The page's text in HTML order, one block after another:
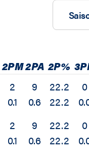
2PM2PA 2P%
2
0.1
9
0.6
22.2
22.2
0
2
0.1
9
0.6
22.2
22.2
0